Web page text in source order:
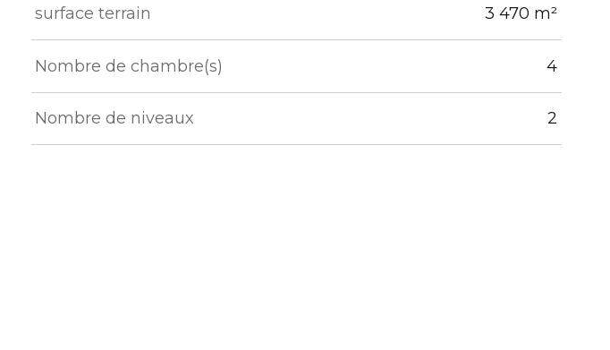
surface terrain 3 470 m²
Nombre de chambre(s) 4
Nombre de niveaux 2